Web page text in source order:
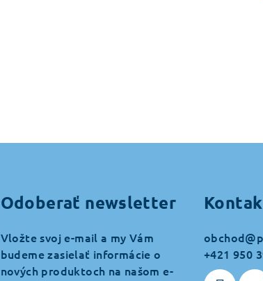
Odoberať newsletter
Vložte svoj e-mail a my Vám
budeme zasielať informácie o
nových produktoch na našom e-
obchod@
+421 950